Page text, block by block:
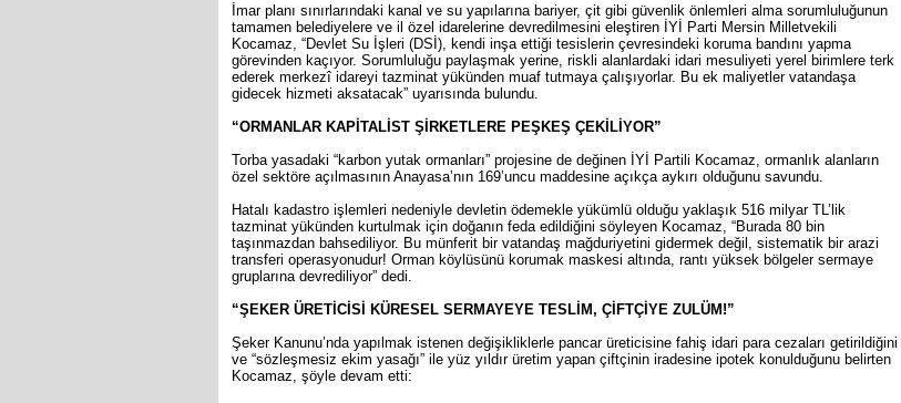
İmar planı sınırlarındaki kanal ve su yapılarına bariyer, çit gibi güvenlik önlemleri alma sorumluluğunun
tamamen belediyelere ve il özel idarelerine devredilmesini eleştiren İYİ Parti Mersin Milletvekili
Kocamaz, “Devlet Su İşleri (DSİ), kendi inşa ettiği tesislerin çevresindeki koruma bandını yapma
görevinden kaçıyor. Sorumluluğu paylaşmak yerine, riskli alanlardaki idari mesuliyeti yerel birimlere terk
ederek merkezî idareyi tazminat yükünden muaf tutmaya çalışıyorlar. Bu ek maliyetler vatandaşa
gidecek hizmeti aksatacak” uyarısında bulundu.
“ORMANLAR KAPİTALİST ŞİRKETLERE PEŞKEŞ ÇEKİLİYOR”
Torba yasadaki “karbon yutak ormanları” projesine de değinen İYİ Partili Kocamaz, ormanlık alanların
özel sektöre açılmasının Anayasa’nın 169’uncu maddesine açıkça aykırı olduğunu savundu.
Hatalı kadastro işlemleri nedeniyle devletin ödemekle yükümlü olduğu yaklaşık 516 milyar TL’lik
tazminat yükünden kurtulmak için doğanın feda edildiğini söyleyen Kocamaz, “Burada 80 bin
taşınmazdan bahsediliyor. Bu münferit bir vatandaş mağduriyetini gidermek değil, sistematik bir arazi
transferi operasyonudur! Orman köylüsünü korumak maskesi altında, rantı yüksek bölgeler sermaye
gruplarına devrediliyor” dedi.
“ŞEKER ÜRETİCİSİ KÜRESEL SERMAYEYE TESLİM, ÇİFTÇİYE ZULÜM!”
Şeker Kanunu’nda yapılmak istenen değişikliklerle pancar üreticisine fahiş idari para cezaları getirildiğini
ve “sözleşmesiz ekim yasağı” ile yüz yıldır üretim yapan çiftçinin iradesine ipotek konulduğunu belirten
Kocamaz, şöyle devam etti: